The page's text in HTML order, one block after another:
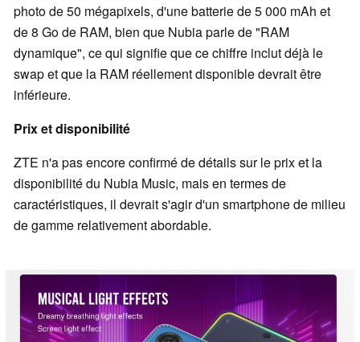
photo de 50 mégapixels, d'une batterie de 5 000 mAh et
de 8 Go de RAM, bien que Nubia parle de "RAM
dynamique", ce qui signifie que ce chiffre inclut déjà le
swap et que la RAM réellement disponible devrait être
inférieure.
Prix et disponibilité
ZTE n'a pas encore confirmé de détails sur le prix et la
disponibilité du Nubia Music, mais en termes de
caractéristiques, il devrait s'agir d'un smartphone de milieu
de gamme relativement abordable.